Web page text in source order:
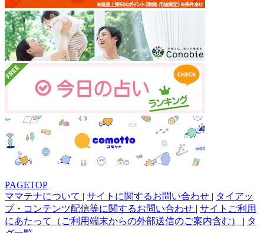
PAGETOP
ママテナについて | サイトに関するお問い合わせ | タイアッ
プ・コンテンツ配信等に関するお問い合わせ | サイトご利用
にあたって（ご利用端末からの外部送信のご案内含む） | タ